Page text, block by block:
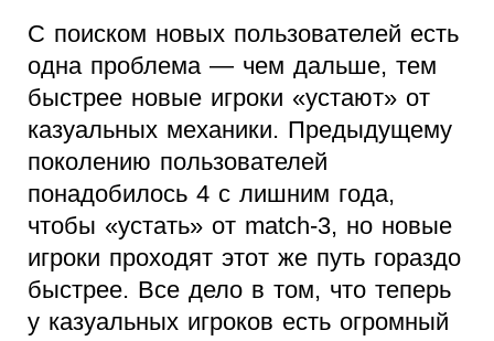
С поиском новых пользователей есть
одна проблема — чем дальше, тем
быстрее новые игроки «устают» от
казуальных механики. Предыдущему
поколению пользователей
понадобилось 4 с лишним года,
чтобы «устать» от match-3, но новые
игроки проходят этот же путь гораздо
быстрее. Все дело в том, что теперь
у казуальных игроков есть огромный